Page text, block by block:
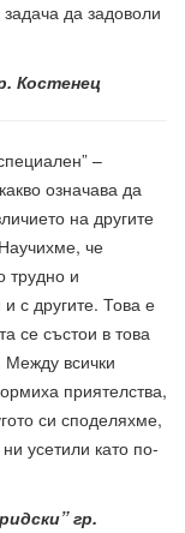
да задоволи
Костенец
–
означава да
на другите
че
трудно и
с другите. Това е
се състои в това
Между всички
приятелства,
си споделяхме,
усетили като по-
гр.